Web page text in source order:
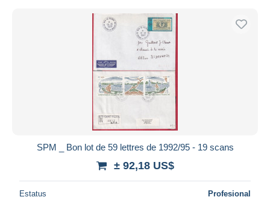
SPM _ Bon lot de 59 lettres de 1992/95 - 19 scans
± 92,18 US$
Estatus Profesional